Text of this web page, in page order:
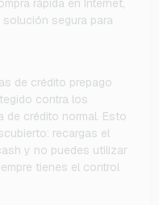
rápida en Internet,
segura para
de crédito prepago
contra los
de crédito normal. Esto
recargas el
y no puedes utilizar
tienes el control